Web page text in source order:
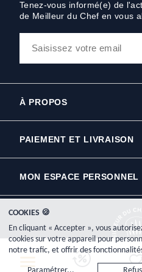
Tenez-vous informé(e) de
de Meilleur du Chef en vous
À PROPOS
PAIEMENT ET LIVRAISON
MON ESPACE PERSONNEL
Copyright © 2000-2026,
COOKIES 🍪
En cliquant « Accepter », vous
cookies sur votre appareil pour
notre trafic, et offrir des